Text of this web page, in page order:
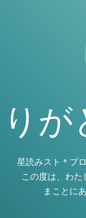
が
星読みスト＊プ
この度は、わた
まことに